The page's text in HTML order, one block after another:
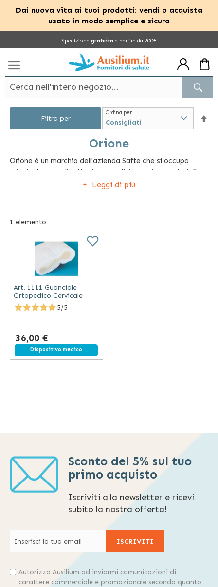
Dai nuova vita ai tuoi prodotti: vendi o acquista
usato in modo semplice e sicuro
Spedizione gratuita a partire da 200€
Orione
Orione è un marchio dell'azienda Safte che si occupa
principalmente di articoli ortopedici e post-operatori. Tra
gli articoli più richiesti: fasce per stomizzati, slip post-
Leggi di più
1 elemento
Ordina per
Art. 1111 Guanciale
Ortopedico Cervicale
5/5
36,00 €
Spedizione gratuita
Dispositivo medico
Filtra per
Sconto del 5% sul tuo
primo acquisto
Iscriviti alla newsletter e ricevi
subito la nostra offerta!
ISCRIVITI
Autorizzo Ausilium ad inviarmi comunicazioni di
carattere commerciale e promozionale secondo quanto